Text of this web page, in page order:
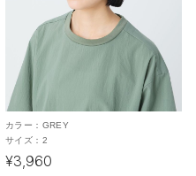
カラー： GREY
サイズ： 2
¥3,960